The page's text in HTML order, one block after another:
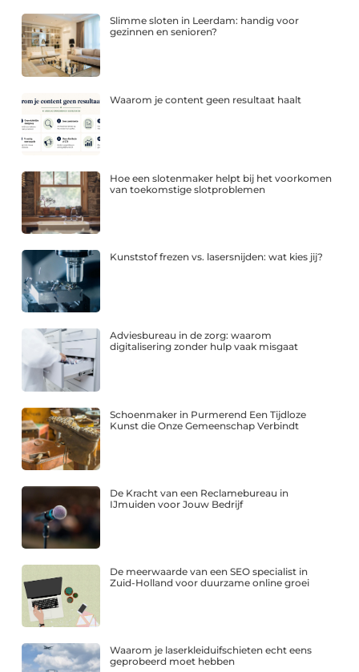
Slimme sloten in Leerdam: handig voor
gezinnen en senioren?
Waarom je content geen resultaat haalt
Hoe een slotenmaker helpt bij het voorkomen
van toekomstige slotproblemen
Kunststof frezen vs. lasersnijden: wat kies jij?
Adviesbureau in de zorg: waarom
digitalisering zonder hulp vaak misgaat
Schoenmaker in Purmerend Een Tijdloze
Kunst die Onze Gemeenschap Verbindt
De Kracht van een Reclamebureau in
IJmuiden voor Jouw Bedrijf
De meerwaarde van een SEO specialist in
Zuid-Holland voor duurzame online groei
Waarom je laserkleiduifschieten echt eens
geprobeerd moet hebben